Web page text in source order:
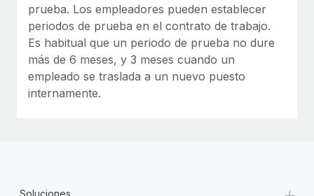
prueba. Los empleadores pueden establecer
periodos de prueba en el contrato de trabajo.
Es habitual que un periodo de prueba no dure
más de 6 meses, y 3 meses cuando un
empleado se traslada a un nuevo puesto
internamente.
Soluciones